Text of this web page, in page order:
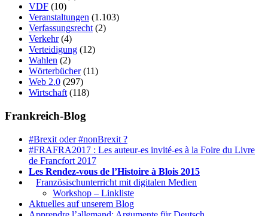
VDF (10)
Veranstaltungen (1.103)
Verfassungsrecht(2)
Verkehr(4)
Verteidigung (12)
Wahlen (2)
Wörterbücher(11)
Web 2.0 (297)
Wirtschaft(118)
Frankreich-Blog
#Brexit oder #nonBrexit ?
#FRAFRA2017 : Les auteur-es invité-es à la Foire du Livre
de Francfort 2017
Les Rendez-vous de l’Histoire à Blois 2015
Französischunterricht mit digitalen Medien
Workshop – Linkliste
Aktuelles auf unserem Blog